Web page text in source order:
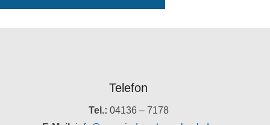
Telefon
Tel.: 04136 – 7178